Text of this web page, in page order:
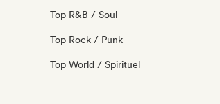
Top R&B / Soul
Top Rock / Punk
Top World / Spirituel